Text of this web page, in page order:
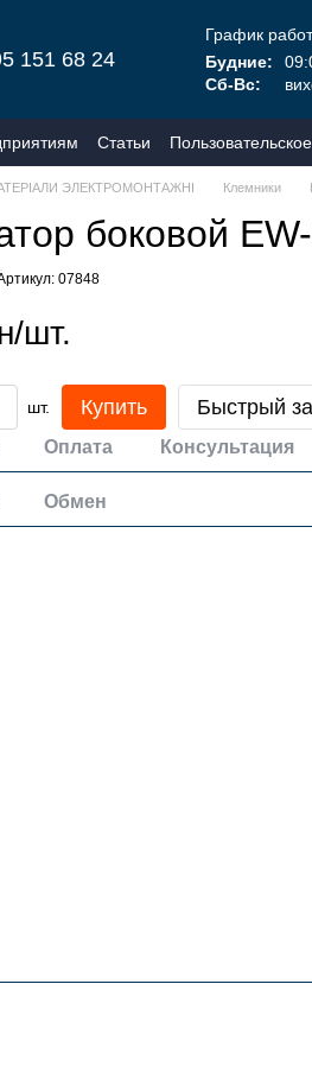
151 68 24
График
Будние:
Сб-Вс:
Статьи
ЭЛЕКТРОМОНТАЖНІ Клемники
боковой
07848
шт.
шт. Купить Быстрый
Оплата Консультация
Обмен